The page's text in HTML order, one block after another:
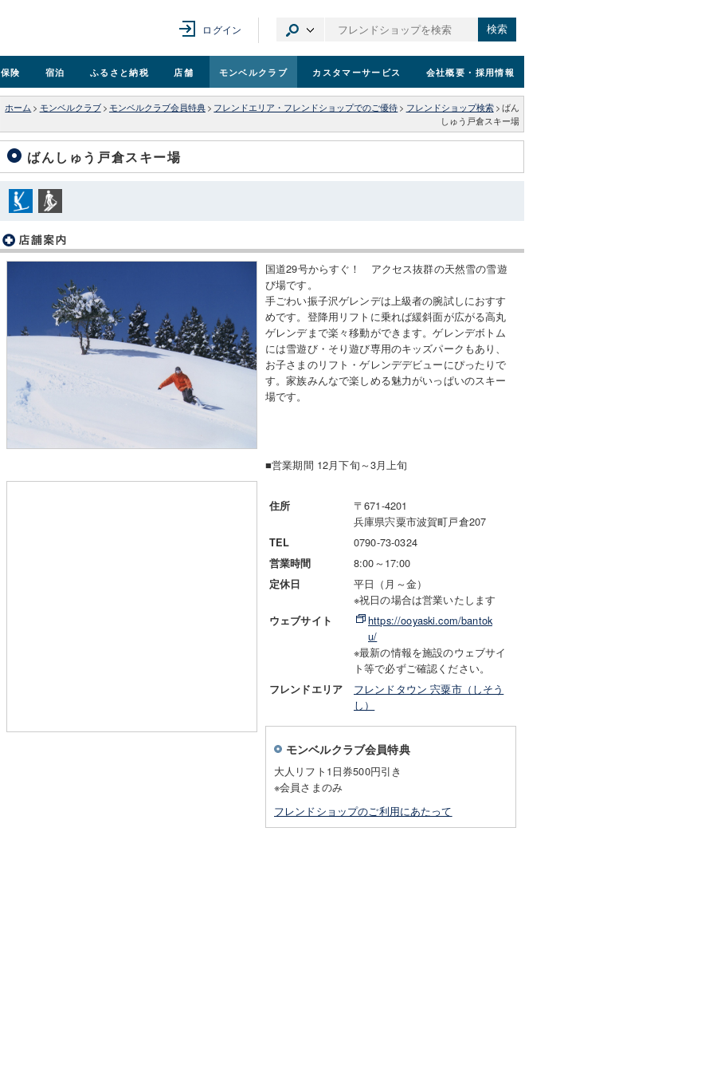
ログイン 検索
保険 宿泊 ふるさと納税 店舗 モンベルクラブ カスタマーサービス 会社概要 ・採用情報
ホーム > モンベルクラブ > モンベルクラブ会員特典 > フレンドエリア・フレンドショップでのご優待 > フレンドショップ検索 > ばん
しゅう戸倉スキー場
ばんしゅう戸倉スキー場
国道29号からすぐ！ アクセス抜群の天然雪の雪遊
び場です。
手ごわい振子沢ゲレンデは上級者の腕試しにおすす
めです。登降用リフトに乗れば緩斜面が広がる高丸
ゲレンデまで楽々移動ができます。ゲレンデボトム
には雪遊び・そり遊び専用のキッズパークもあり、
お子さまのリフト・ゲレンデデビューにぴったりで
す。家族みんなで楽しめる魅力がいっぱいのスキー
場です。
■営業期間 12月下旬～3月上旬
住所
〒671-4201
兵庫県宍粟市波賀町戸倉207
TEL 0790-73-0324
営業時間 8:00～17:00
定休日
平日（月～金）
※祝日の場合は営業いたします
ウェブサイト
https://ooyaski.com/bantok
u/
※最新の情報を施設のウェブサイ
ト等で必ずご確認ください。
フレンドエリア
フレンドタウン 宍粟市（しそう
し）
モンベルクラブ会員特典
大人リフト1日券500円引き
※会員さまのみ
フレンドショップのご利用にあたって